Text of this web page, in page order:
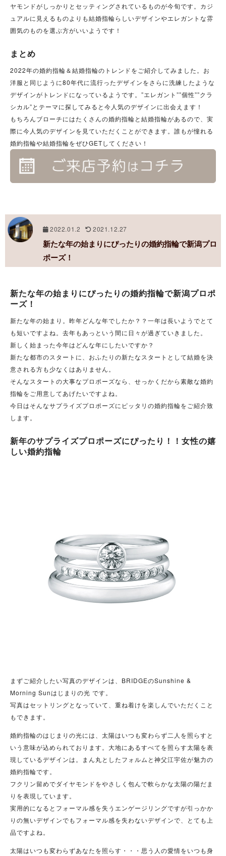
ヤモンドがしっかりとセッティングされているものが今旬です。カジ
ュアルに見えるものよりも結婚指輪らしいデザインやエレガントな雰
囲気のものを選ぶ方がいいようです！
まとめ
2022年の婚約指輪＆結婚指輪のトレンドをご紹介してみました。お
洋服と同じように80年代に流行ったデザインをさらに洗練したような
デザインがトレンドになっているようです。”エレガント””個性””クラ
シカル”とテーマに探してみると今人気のデザインに出会えます！
もちろんブローチにはたくさんの婚約指輪と結婚指輪があるので、実
際に今人気のデザインを見ていただくことができます。誰もが憧れる
婚約指輪や結婚指輪をぜひGETしてください！
2022.01.2 2021.12.27
新たな年の始まりにぴったりの婚約指輪で新潟プロ
ポーズ！
新たな年の始まりにぴったりの婚約指輪で新潟プロポ
ーズ！
新たな年の始まり。昨年どんな年でしたか？？一年は長いようでとて
も短いですよね。去年もあっという間に日々が過ぎていきました。
新しく始まった今年はどんな年にしたいですか？
新たな都市のスタートに、おふたりの新たなスタートとして結婚を決
意される方も少なくはありません。
そんなスタートの大事なプロポーズなら、せっかくだから素敵な婚約
指輪をご用意してあげたいですよね。
今日はそんなサプライズプロポーズにピッタリの婚約指輪をご紹介致
します。
新年のサプライズプロポーズにぴったり！！女性の嬉
しい婚約指輪
まずご紹介したい写真のデザインは、BRIDGEのSunshine &
Morning Sunはじまりの光 です。
写真はセットリングとなっていて、重ね着けを楽しんでいただくこと
もできます。
婚約指輪のはじまりの光には、太陽はいつも変わらず二人を照らすと
いう意味が込められております。大地にあるすべてを照らす太陽を表
現しているデザインは。まん丸としたフォルムと神父江宇佐が魅力の
婚約指輪です。
フクリン留めでダイヤモンドをやさしく包んで軟らかな太陽の陽だま
りを表現しています。
実用的になるとフォーマル感を失うエンゲージリングですが引っかか
りの無いデザインでもフォーマル感を失わないデザインで、とても上
品ですよね。
太陽はいつも変わらずあなたを照らす・・・思う人の愛情をいつも身